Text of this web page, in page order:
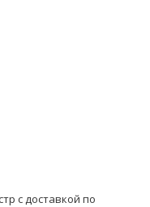
с доставкой по